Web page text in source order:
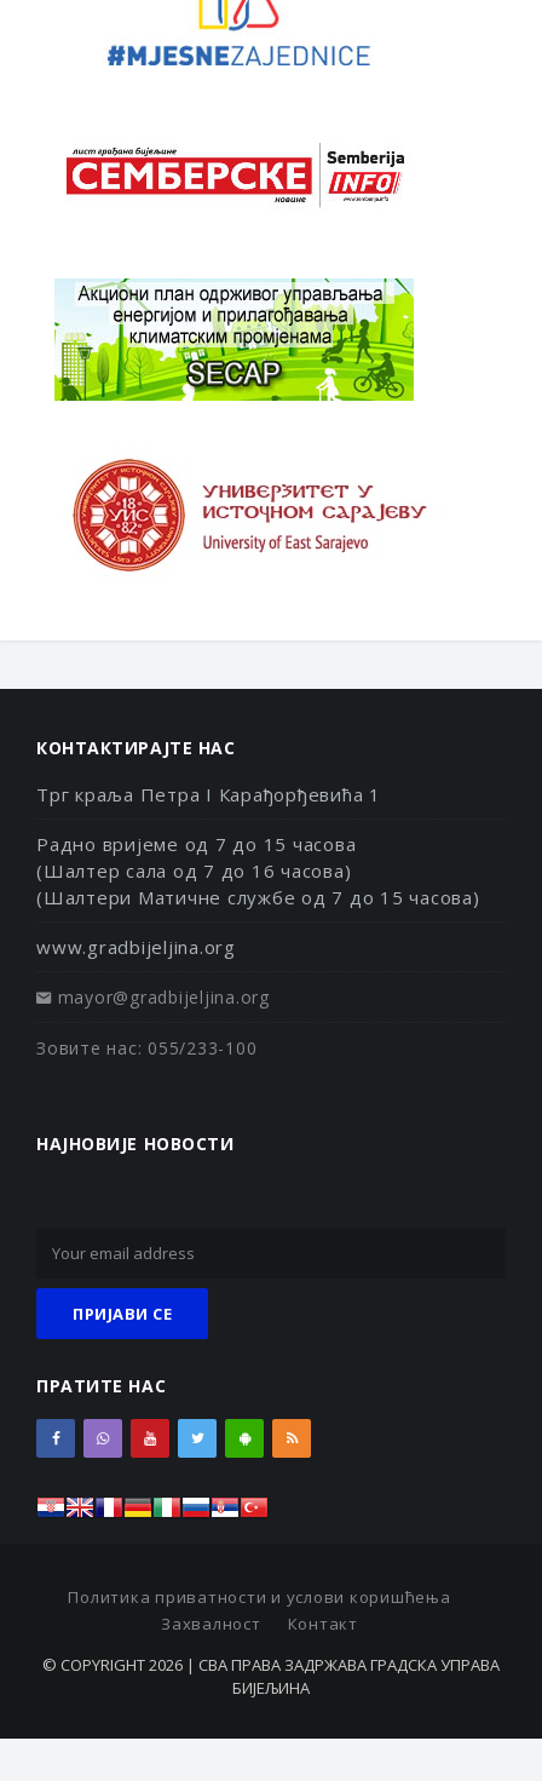
КОНТАКТИРАЈТЕ НАС
Трг краља Петра I Карађорђевића 1
Радно вријеме од 7 до 15 часова
(Шалтер сала од 7 до 16 часова)
(Шалтери Матичне службе од 7 до 15 часова)
www.gradbijeljina.org
mayor@gradbijeljina.org
Зовите нас: 055/233-100
НАЈНОВИЈЕ НОВОСТИ
ПРАТИТЕ НАС
Политика приватности и услови коришћења
Захвалност
Контакт
© COPYRIGHT 2026 | СВА ПРАВА ЗАДРЖАВА ГРАДСКА УПРАВА
БИЈЕЉИНА